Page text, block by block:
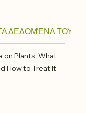
on Plants: What
How to Treat It
ΔΕΔΟΜΈΝΑ ΤΟΥ